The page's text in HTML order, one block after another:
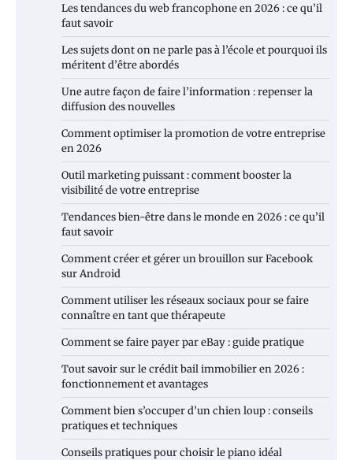
Les tendances du web francophone en 2026 : ce qu’il
faut savoir
Les sujets dont on ne parle pas à l’école et pourquoi ils
méritent d’être abordés
Une autre façon de faire l’information : repenser la
diffusion des nouvelles
Comment optimiser la promotion de votre entreprise
en 2026
Outil marketing puissant : comment booster la
visibilité de votre entreprise
Tendances bien-être dans le monde en 2026 : ce qu’il
faut savoir
Comment créer et gérer un brouillon sur Facebook
sur Android
Comment utiliser les réseaux sociaux pour se faire
connaître en tant que thérapeute
Comment se faire payer par eBay : guide pratique
Tout savoir sur le crédit bail immobilier en 2026 :
fonctionnement et avantages
Comment bien s’occuper d’un chien loup : conseils
pratiques et techniques
Conseils pratiques pour choisir le piano idéal